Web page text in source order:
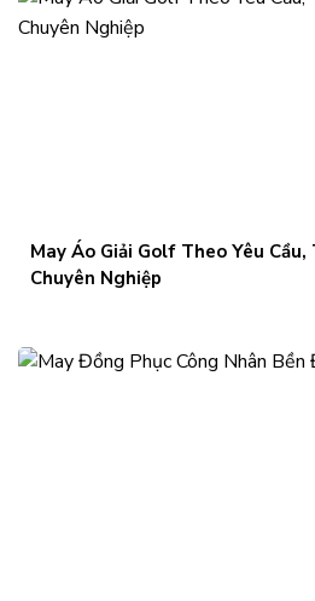
May Áo Giải Golf Theo Yêu
Chuyên Nghiệp